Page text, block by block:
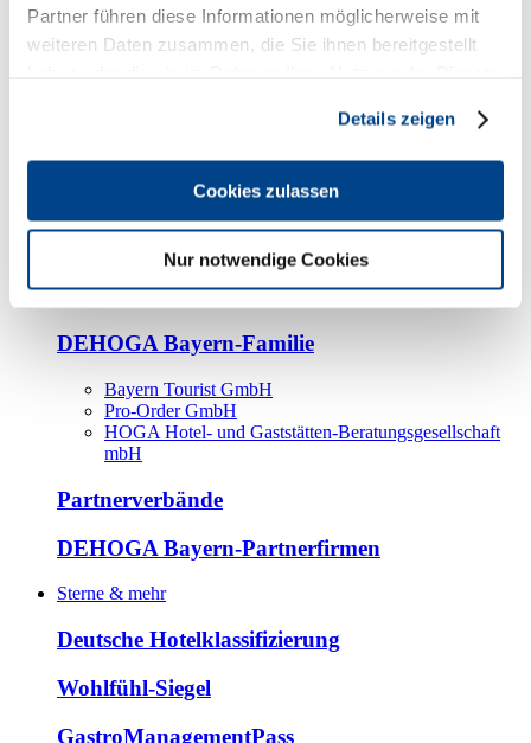
Partner führen diese Informationen möglicherweise mit
weiteren Daten zusammen, die Sie ihnen bereitgestellt
Details zeigen
Cookies zulassen
Nur notwendige Cookies
Kooperationspartner
Tourismusorganisationen
Bayern Tourismus Marketing GmbH
DEHOGA-Familie
Bundesverband
Fachverbände
DEHOGA Bayern-Familie
Bayern Tourist GmbH
Pro-Order GmbH
HOGA Hotel- und Gaststätten-Beratungsgesellschaft
mbH
Partnerverbände
DEHOGA Bayern-Partnerfirmen
Sterne & mehr
Deutsche Hotelklassifizierung
Wohlfühl-Siegel
GastroManagementPass